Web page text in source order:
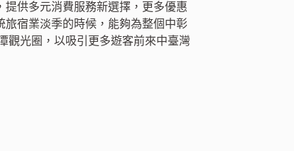
供多元消費服務新選擇，更多優惠
宿業淡季的時候，能夠為整個中彰
觀光圈，以吸引更多遊客前來中臺灣